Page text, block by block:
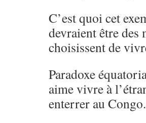
C’est quoi cet
devraient être
choisissent de
Paradoxe
aime vivre à
enterrer au Congo.